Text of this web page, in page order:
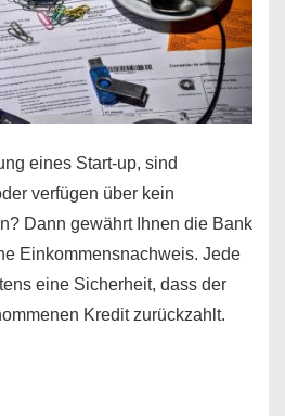
eines Start-up, sind
verfügen über kein
Dann gewährt Ihnen die Bank
Einkommensnachweis. Jede
eine Sicherheit, dass der
Kredit zurückzahlt.